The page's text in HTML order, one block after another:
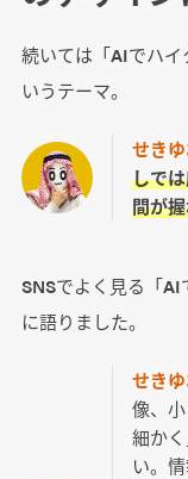
続いては「AIでハイ
いうテーマ。
せき
しで
間が
SNSでよく見る「
に語りました。
せき
像、
細か
い。